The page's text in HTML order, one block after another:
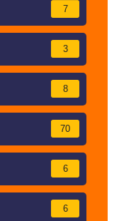
7
3
8
70
6
6